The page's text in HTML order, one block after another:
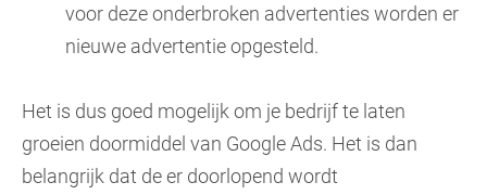
voor deze onderbroken advertenties worden er
nieuwe advertentie opgesteld.
Het is dus goed mogelijk om je bedrijf te laten
groeien doormiddel van Google Ads. Het is dan
belangrijk dat de er doorlopend wordt